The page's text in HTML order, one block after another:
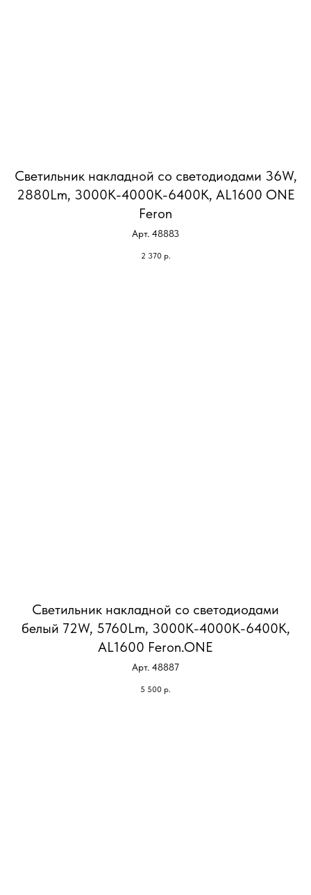
Светильник накладной со светодиодами 36W,
2880Lm, 3000К-4000К-6400K, AL1600 ONE
Feron
Арт. 48883
2 370 р.
Светильник накладной со светодиодами
белый 72W, 5760Lm, 3000К-4000К-6400K,
AL1600 Feron.ONE
Арт. 48887
5 500 р.